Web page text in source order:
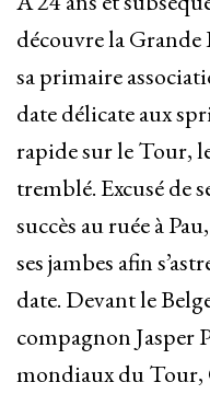
découvre la
sa primaire
date délicate aux
rapide sur le Tour,
tremblé. Excusé de
succès au ruée à
ses jambes afin
date. Devant le
compagnon Jasper
mondiaux du Tour,